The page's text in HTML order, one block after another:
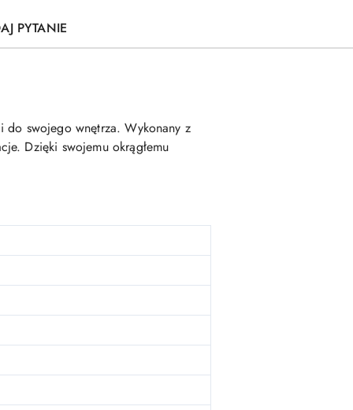
PYTANIE
do swojego wnętrza. Wykonany z
Dzięki swojemu okrągłemu